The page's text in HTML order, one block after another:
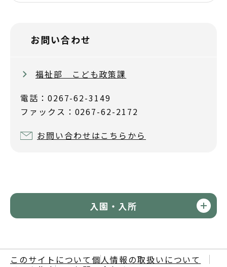
お問い合わせ
福祉部 こども政策課
電話：0267-62-3149
ファックス：0267-62-2172
お問い合わせはこちらから
入園・入所
このサイトについて 個人情報の取扱いについて